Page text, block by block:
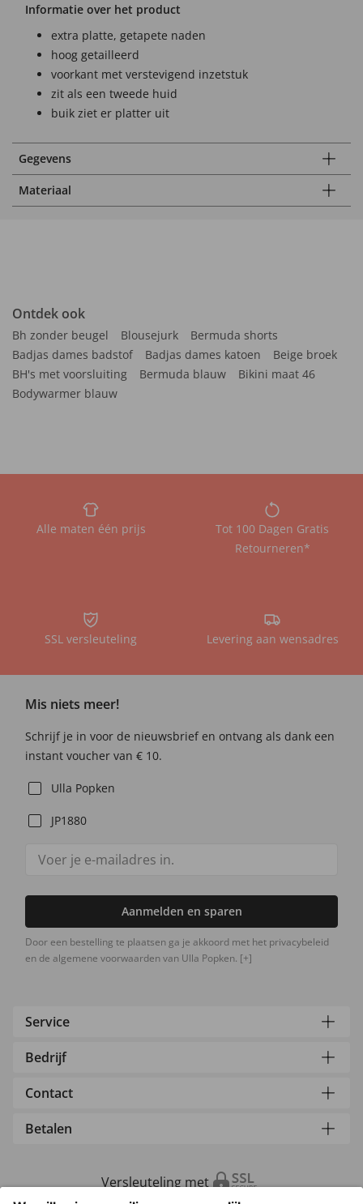
Informatie over het product
extra platte, getapete naden
hoog getailleerd
voorkant met verstevigend inzetstuk
zit als een tweede huid
buik ziet er platter uit
Gegevens
Materiaal
Ontdek ook
Bh zonder beugel Blousejurk
Bermuda shorts
Badjas dames badstof
Badjas dames katoen
Beige broek
BH's met voorsluiting
Bermuda blauw
Bikini maat 46
Bodywarmer blauw
Alle maten één prijs
Tot 100 Dagen Gratis
Retourneren*
SSL versleuteling Levering aan wensadres
Mis niets meer!
Schrijf je in voor de nieuwsbrief en ontvang als dank een
instant voucher van € 10.
Ulla Popken
JP1880
Aanmelden en sparen
Door een bestelling te plaatsen ga je akkoord met het privacybeleid
en de algemene voorwaarden van Ulla Popken. [+]
Service
Bedrijf
Contact
Betalen
Versleuteling met